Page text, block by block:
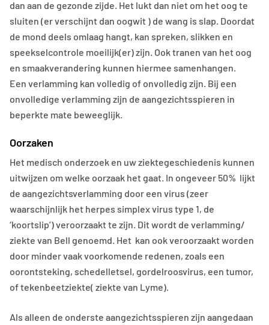
dan aan de gezonde zijde. Het lukt dan niet om het oog te
sluiten (er verschijnt dan oogwit ) de wang is slap. Doordat
de mond deels omlaag hangt, kan spreken, slikken en
speekselcontrole moeilijk(er) zijn. Ook tranen van het oog
en smaakverandering kunnen hiermee samenhangen.
Een verlamming kan volledig of onvolledig zijn. Bij een
onvolledige verlamming zijn de aangezichtsspieren in
beperkte mate beweeglijk.
Oorzaken
Het medisch onderzoek en uw ziektegeschiedenis kunnen
uitwijzen om welke oorzaak het gaat. In ongeveer 50% lijkt
de aangezichtsverlamming door een virus (zeer
waarschijnlijk het herpes simplex virus type 1, de
‘koortslip’) veroorzaakt te zijn. Dit wordt de verlamming/
ziekte van Bell genoemd. Het kan ook veroorzaakt worden
door minder vaak voorkomende redenen, zoals een
oorontsteking, schedelletsel, gordelroosvirus, een tumor,
of tekenbeetziekte( ziekte van Lyme).
Als alleen de onderste aangezichtsspieren zijn aangedaan